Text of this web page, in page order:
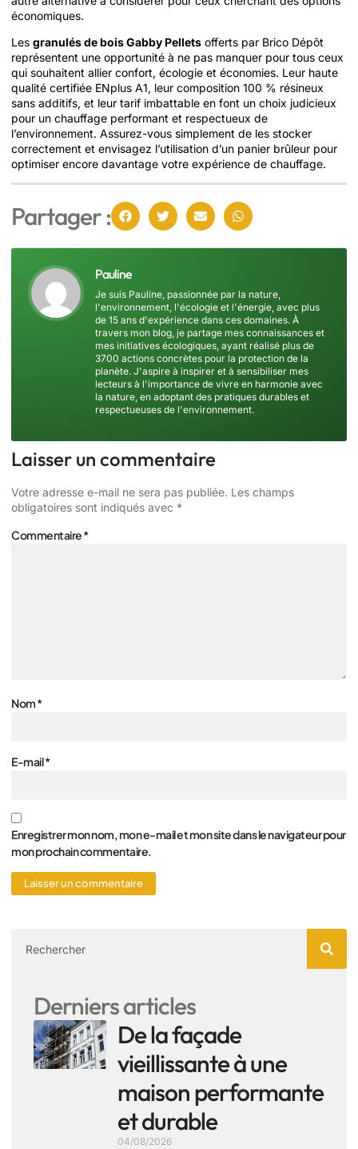
économiques.
Les granulés de bois Gabby Pellets offerts par Brico Dépôt
représentent une opportunité à ne pas manquer pour tous ceux
qui souhaitent allier confort, écologie et économies. Leur haute
qualité certifiée ENplus A1, leur composition 100 % résineux
sans additifs, et leur tarif imbattable en font un choix judicieux
pour un chauffage performant et respectueux de
l’environnement. Assurez-vous simplement de les stocker
correctement et envisagez l’utilisation d’un panier brûleur pour
optimiser encore davantage votre expérience de chauffage.
Partager :
Pauline
Je suis Pauline, passionnée par la nature,
l'environnement, l'écologie et l'énergie, avec plus
de 15 ans d'expérience dans ces domaines. À
travers mon blog, je partage mes connaissances et
mes initiatives écologiques, ayant réalisé plus de
3700 actions concrètes pour la protection de la
planète. J'aspire à inspirer et à sensibiliser mes
lecteurs à l'importance de vivre en harmonie avec
la nature, en adoptant des pratiques durables et
respectueuses de l'environnement.
Laisser un commentaire
Votre adresse e-mail ne sera pas publiée. Les champs
obligatoires sont indiqués avec *
Commentaire*
Nom*
E-mail*
Enregistrer mon nom, mon e-mail et mon site dans le navigateur pour
mon prochain commentaire.
Derniers articles
De la façade
vieillissante à une
maison performante
et durable
04/08/2026